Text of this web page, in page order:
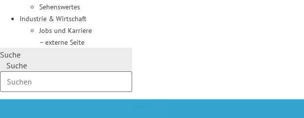
Sehenswertes
Industrie & Wirtschaft
Jobs und Karriere
– externe Seite
Suche
Suche